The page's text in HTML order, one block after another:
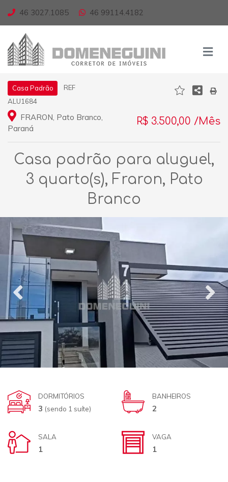
46 3027.1085 46 99114.4182
Casa Padrão
REF
ALU1684
FRARON, Pato Branco,
Paraná
R$ 3.500,00 /Mês
Casa padrão para aluguel,
3 quarto(s), Fraron, Pato
Branco
DORMITÓRIOS
3 (sendo 1 suíte)
BANHEIROS
2
SALA
1
VAGA
1